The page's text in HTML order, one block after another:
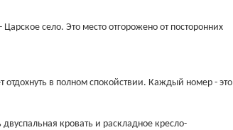
село. Это место отгорожено от посторонних
в полном спокойствии. Каждый номер - это
кровать и раскладное кресло-